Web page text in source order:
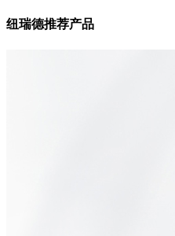
纽瑞德推荐产品